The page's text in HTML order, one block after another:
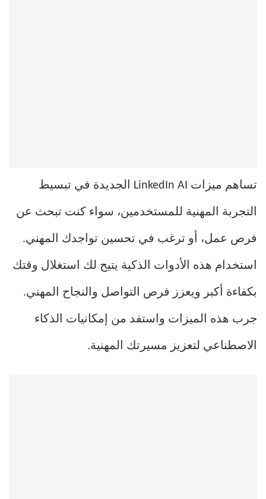
تساهم ميزات LinkedIn AI الجديدة في تبسيط
التجربة المهنية للمستخدمين، سواء كنت تبحث عن
فرص عمل، أو ترغب في تحسين تواجدك المهني.
استخدام هذه الأدوات الذكية يتيح لك استغلال وقتك
بكفاءة أكبر ويعزز فرص التواصل والنجاح المهني.
جرب هذه الميزات واستفد من إمكانيات الذكاء
الاصطناعي لتعزيز مسيرتك المهنية.